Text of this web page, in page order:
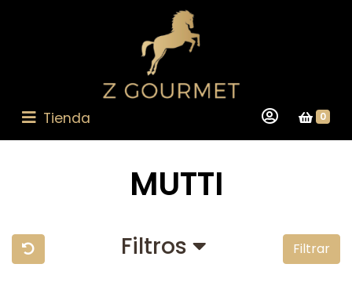
Tienda 0
MUTTI
Filtros Filtrar